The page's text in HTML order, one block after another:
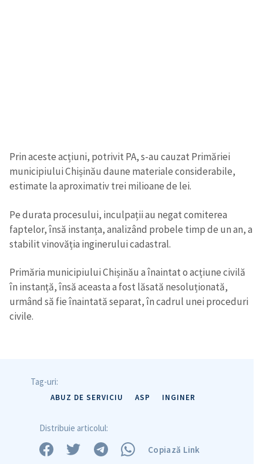
Prin aceste acțiuni, potrivit PA, s-au cauzat Primăriei
municipiului Chișinău daune materiale considerabile,
estimate la aproximativ trei milioane de lei.
Pe durata procesului, inculpații au negat comiterea
faptelor, însă instanța, analizând probele timp de un an, a
stabilit vinovăția inginerului cadastral.
Primăria municipiului Chișinău a înaintat o acțiune civilă
în instanță, însă aceasta a fost lăsată nesoluționată,
urmând să fie înaintată separat, în cadrul unei proceduri
civile.
Tag-uri:
ABUZ DE SERVICIU ASP INGINER
Distribuie articolul:
Copiază Link